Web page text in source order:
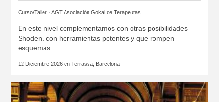
Curso/Taller · AGT Asociación Gokai de Terapeutas
En este nivel complementamos con otras posibilidades
Shoden, con herramientas potentes y que rompen
esquemas.
12 Diciembre 2026 en Terrassa, Barcelona